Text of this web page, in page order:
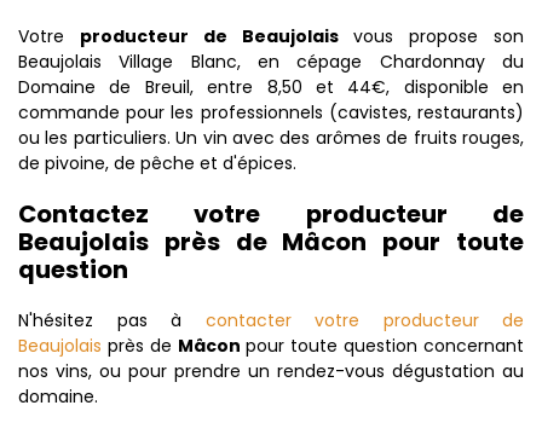
Votre producteur de Beaujolaisvous propose son
Beaujolais Village Blanc, en cépage Chardonnay du
Domaine de Breuil, entre 8,50 et 44€, disponible en
commande pour les professionnels (cavistes, restaurants)
ou les particuliers. Un vin avec des arômes de fruits rouges,
de pivoine, de pêche et d'épices.
Contactez votre producteur de
Beaujolais près de Mâcon pour toute
question
N'hésitez pas à contacter votre producteur de
Beaujolais près de Mâcon pour toute question concernant
nos vins, ou pour prendre un rendez-vous dégustation au
domaine.